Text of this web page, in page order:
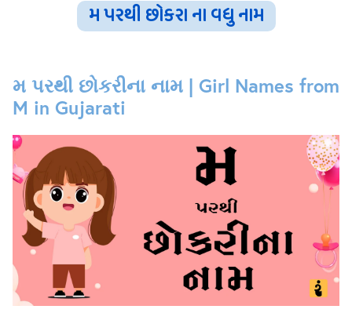
મ પરથી છોકરા ના વધુ નામ
મ પરથી છોકરીના નામ | Girl Names from
M in Gujarati